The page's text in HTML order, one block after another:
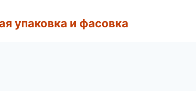
упаковка и фасовка